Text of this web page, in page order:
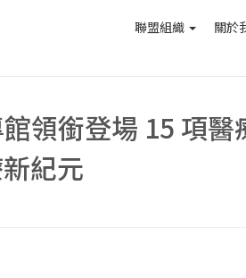
聯盟組織 關於
領銜登場 15 項
紀元